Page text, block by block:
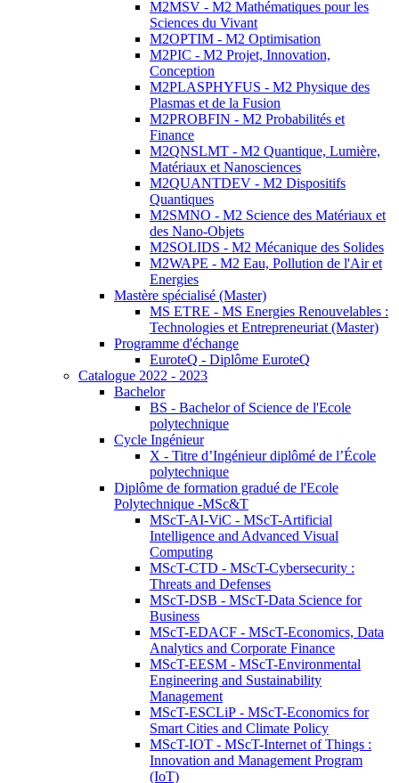
M2MSV - M2 Mathématiques pour les
Sciences du Vivant
M2OPTIM - M2 Optimisation
M2PIC - M2 Projet, Innovation,
Conception
M2PLASPHYFUS - M2 Physique des
Plasmas et de la Fusion
M2PROBFIN - M2 Probabilités et
Finance
M2QNSLMT - M2 Quantique, Lumière,
Matériaux et Nanosciences
M2QUANTDEV - M2 Dispositifs
Quantiques
M2SMNO - M2 Science des Matériaux et
des Nano-Objets
M2SOLIDS - M2 Mécanique des Solides
M2WAPE - M2 Eau, Pollution de l'Air et
Energies
Mastère spécialisé (Master)
MS ETRE - MS Energies Renouvelables :
Technologies et Entrepreneuriat (Master)
Programme d'échange
EuroteQ - Diplôme EuroteQ
Catalogue 2022 - 2023
Bachelor
BS - Bachelor of Science de l'Ecole
polytechnique
Cycle Ingénieur
X - Titre d’Ingénieur diplômé de l’École
polytechnique
Diplôme de formation gradué de l'Ecole
Polytechnique -MSc&T
MScT-AI-ViC - MScT-Artificial
Intelligence and Advanced Visual
Computing
MScT-CTD - MScT-Cybersecurity :
Threats and Defenses
MScT-DSB - MScT-Data Science for
Business
MScT-EDACF - MScT-Economics, Data
Analytics and Corporate Finance
MScT-EESM - MScT-Environmental
Engineering and Sustainability
Management
MScT-ESCLiP - MScT-Economics for
Smart Cities and Climate Policy
MScT-IOT - MScT-Internet of Things :
Innovation and Management Program
(IoT)